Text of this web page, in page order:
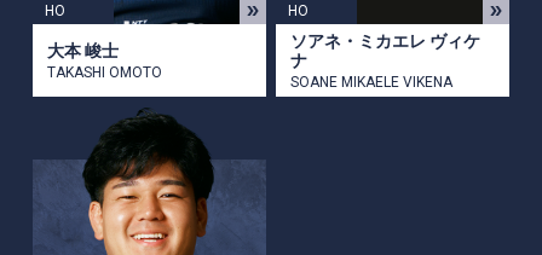
HO
大本 峻士
TAKASHI OMOTO
HO
ソアネ・ミカエレ ヴィケ
ナ
SOANE MIKAELE VIKENA